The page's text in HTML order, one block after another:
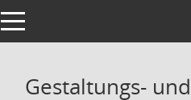
Toggle navigation
Gestaltungs-